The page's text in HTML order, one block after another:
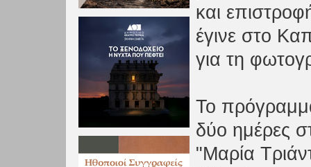
και
έγινε στο
για τη
Το
δύο ημέρες
"Μαρία